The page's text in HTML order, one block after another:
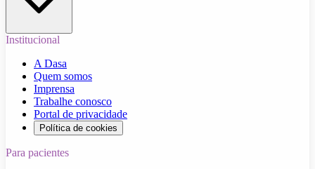
Institucional
A Dasa
Quem somos
Imprensa
Trabalhe conosco
Portal de privacidade
Política de cookies
Para pacientes